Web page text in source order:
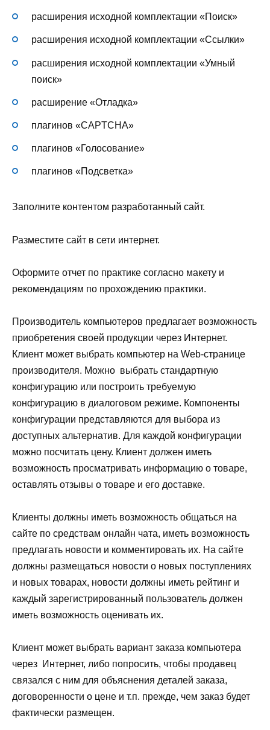
расширения исходной комплектации «Поиск»
расширения исходной комплектации «Ссылки»
расширения исходной комплектации «Умный
поиск»
расширение «Отладка»
плагинов «CAPTCHA»
плагинов «Голосование»
плагинов «Подсветка»
Заполните контентом разработанный сайт.
Разместите сайт в сети интернет.
Оформите отчет по практике согласно макету и
рекомендациям по прохождению практики.
Производитель компьютеров предлагает возможность
приобретения своей продукции через Интернет.
Клиент может выбрать компьютер на Web-странице
производителя. Можно выбрать стандартную
конфигурацию или построить требуемую
конфигурацию в диалоговом режиме. Компоненты
конфигурации представляются для выбора из
доступных альтернатив. Для каждой конфигурации
можно посчитать цену. Клиент должен иметь
возможность просматривать информацию о товаре,
оставлять отзывы о товаре и его доставке.
Клиенты должны иметь возможность общаться на
сайте по средствам онлайн чата, иметь возможность
предлагать новости и комментировать их. На сайте
должны размещаться новости о новых поступлениях
и новых товарах, новости должны иметь рейтинг и
каждый зарегистрированный пользователь должен
иметь возможность оценивать их.
Клиент может выбрать вариант заказа компьютера
через Интернет, либо попросить, чтобы продавец
связался с ним для объяснения деталей заказа,
договоренности о цене и т.п. прежде, чем заказ будет
фактически размещен.